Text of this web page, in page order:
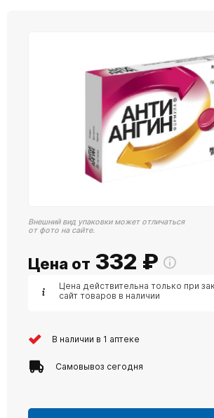
Внешний вид упаковки может отличаться
от фото на сайте.
Цена от 332 ₽
Цена действительна только при
сайт товаров в наличии
В наличии в 1 аптеке
Самовывоз сегодня